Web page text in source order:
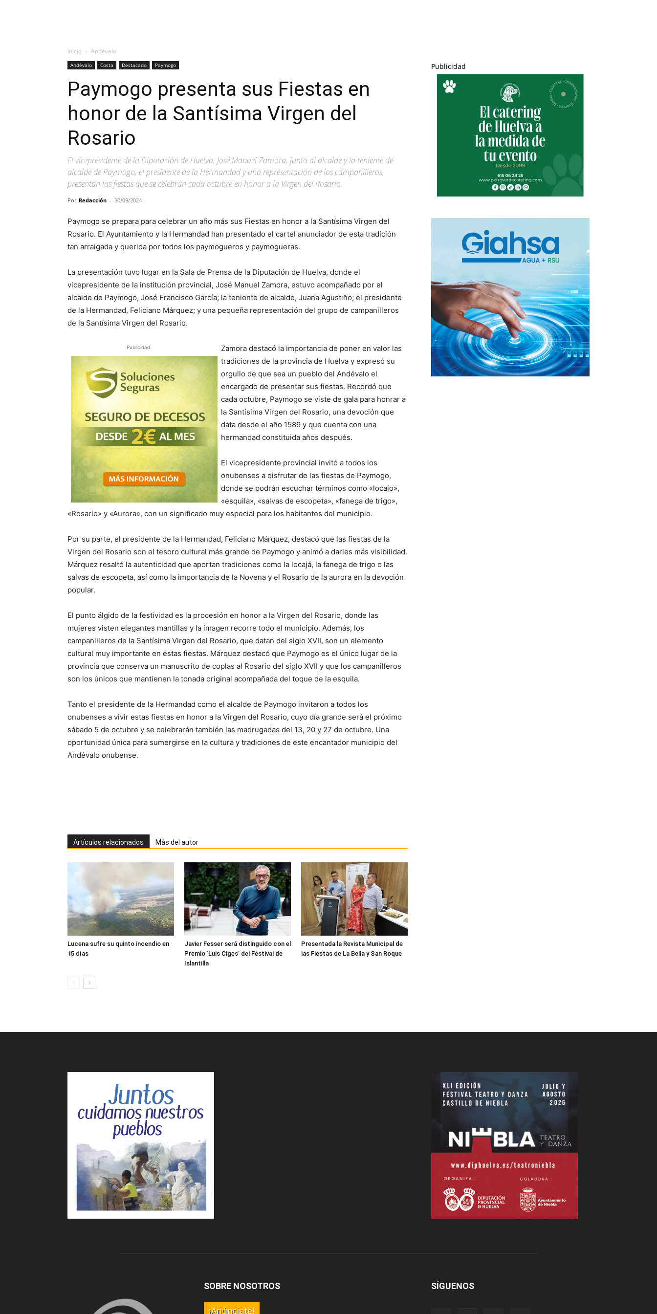
Inicio Andévalo
Andévalo Costa Destacado Paymogo
Paymogo presenta sus Fiestas en
honor de la Santísima Virgen del
Rosario
El vicepresidente de la Diputación de Huelva, José Manuel Zamora, junto al alcalde y la teniente de
alcalde de Paymogo, el presidente de la Hermandad y una representación de los campanilleros,
presentan las fiestas que se celebran cada octubre en honor a la Virgen del Rosario.
Por Redacción - 30/09/2024
Paymogo se prepara para celebrar un año más sus Fiestas en honor a la Santísima Virgen del
Rosario. El Ayuntamiento y la Hermandad han presentado el cartel anunciador de esta tradición
tan arraigada y querida por todos los paymogueros y paymogueras.
La presentación tuvo lugar en la Sala de Prensa de la Diputación de Huelva, donde el
vicepresidente de la institución provincial, José Manuel Zamora, estuvo acompañado por el
alcalde de Paymogo, José Francisco García; la teniente de alcalde, Juana Agustiño; el presidente
de la Hermandad, Feliciano Márquez; y una pequeña representación del grupo de campanilleros
de la Santísima Virgen del Rosario.
Publicidad.
Zamora destacó la importancia de poner en valor las
tradiciones de la provincia de Huelva y expresó su
orgullo de que sea un pueblo del Andévalo el
encargado de presentar sus fiestas. Recordó que
cada octubre, Paymogo se viste de gala para honrar a
la Santísima Virgen del Rosario, una devoción que
data desde el año 1589 y que cuenta con una
hermandad constituida años después.
El vicepresidente provincial invitó a todos los
onubenses a disfrutar de las fiestas de Paymogo,
donde se podrán escuchar términos como «locajo»,
«esquila», «salvas de escopeta», «fanega de trigo»,
«Rosario» y «Aurora», con un significado muy especial para los habitantes del municipio.
Por su parte, el presidente de la Hermandad, Feliciano Márquez, destacó que las fiestas de la
Virgen del Rosario son el tesoro cultural más grande de Paymogo y animó a darles más visibilidad.
Márquez resaltó la autenticidad que aportan tradiciones como la locajá, la fanega de trigo o las
salvas de escopeta, así como la importancia de la Novena y el Rosario de la aurora en la devoción
popular.
El punto álgido de la festividad es la procesión en honor a la Virgen del Rosario, donde las
mujeres visten elegantes mantillas y la imagen recorre todo el municipio. Además, los
campanilleros de la Santísima Virgen del Rosario, que datan del siglo XVII, son un elemento
cultural muy importante en estas fiestas. Márquez destacó que Paymogo es el único lugar de la
provincia que conserva un manuscrito de coplas al Rosario del siglo XVII y que los campanilleros
son los únicos que mantienen la tonada original acompañada del toque de la esquila.
Tanto el presidente de la Hermandad como el alcalde de Paymogo invitaron a todos los
onubenses a vivir estas fiestas en honor a la Virgen del Rosario, cuyo día grande será el próximo
sábado 5 de octubre y se celebrarán también las madrugadas del 13, 20 y 27 de octubre. Una
oportunidad única para sumergirse en la cultura y tradiciones de este encantador municipio del
Andévalo onubense.
Artículos relacionados Más del autor
Lucena sufre su quinto incendio en
15 días
Javier Fesser será distinguido con el
Premio ‘Luis Ciges’ del Festival de
Islantilla
Presentada la Revista Municipal de
las Fiestas de La Bella y San Roque
Publicidad
SOBRE NOSOTROS
¡Anúnciate!
SÍGUENOS